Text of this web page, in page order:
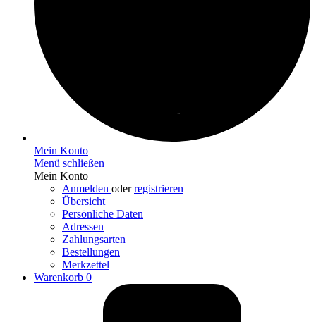
Mein Konto
Menü schließen
Mein Konto
Anmelden oderregistrieren
Übersicht
Persönliche Daten
Adressen
Zahlungsarten
Bestellungen
Merkzettel
Warenkorb 0